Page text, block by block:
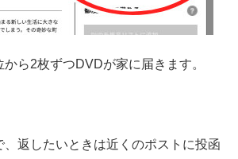
ら2枚ずつDVDが家に届きます。
、返したいときは近くのポストに投函